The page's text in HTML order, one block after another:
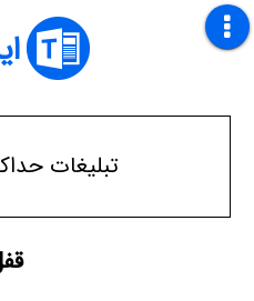
تبلیغات حداکثر ۷۲۰